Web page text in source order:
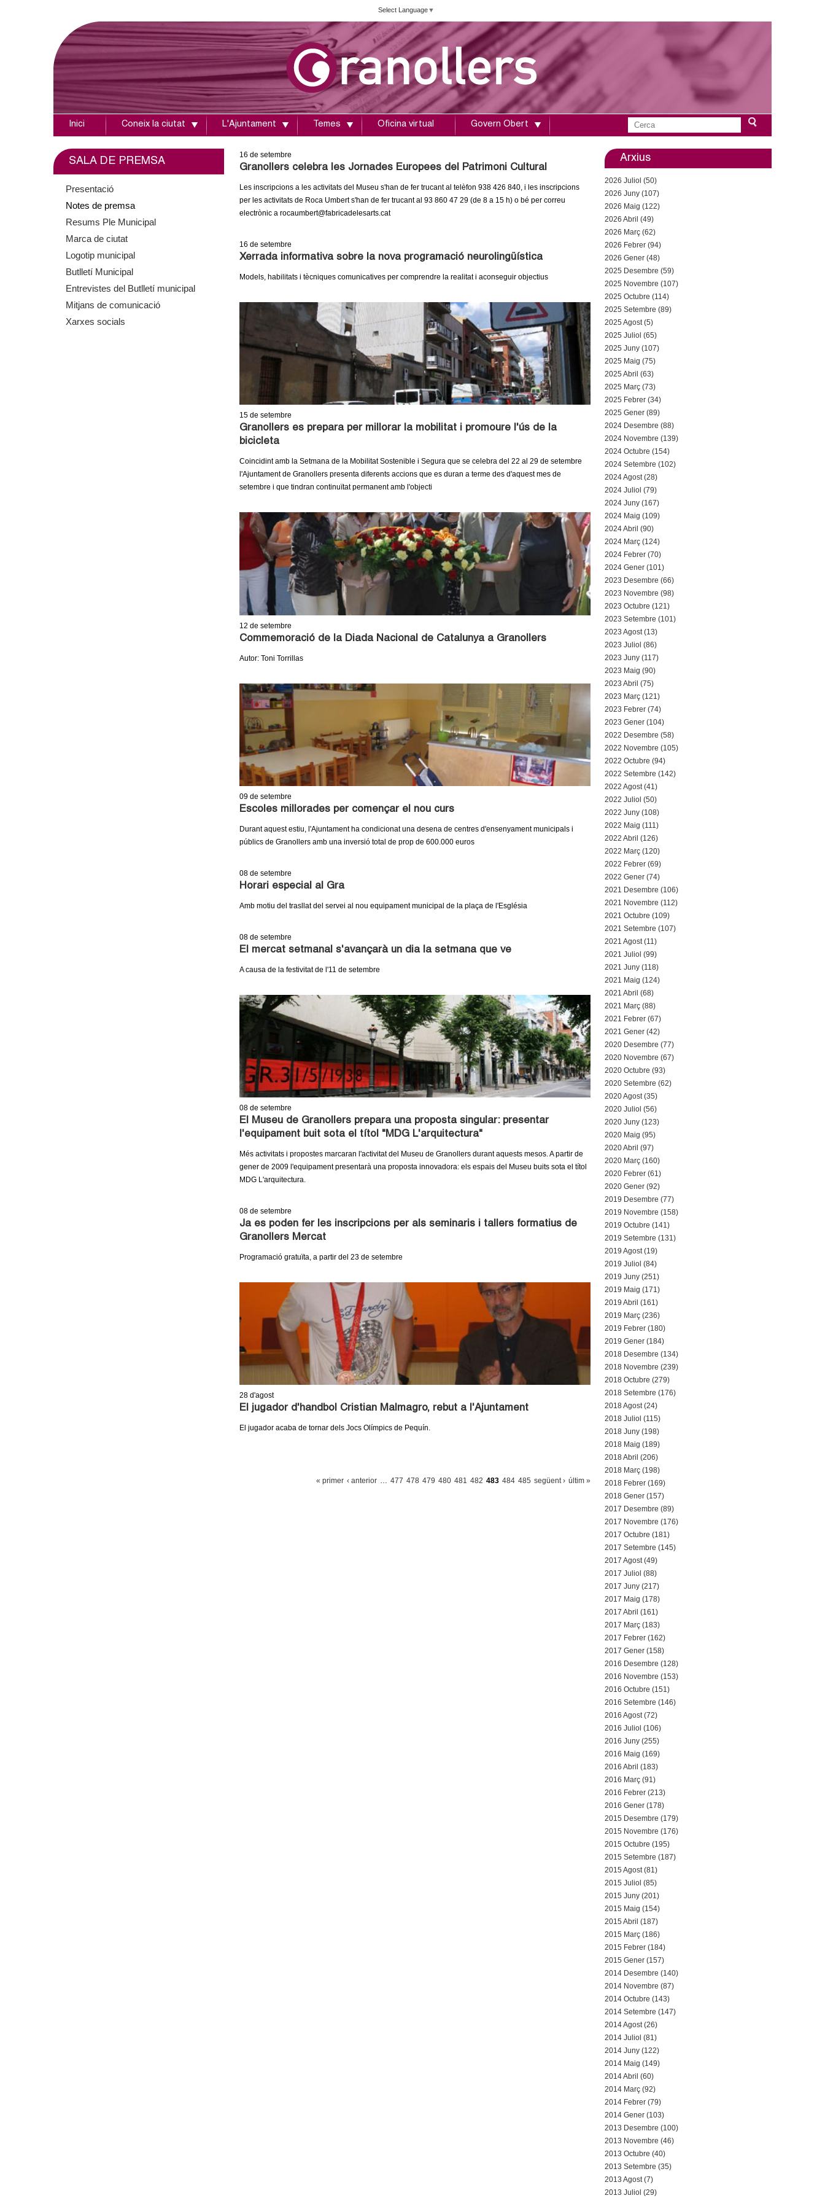
Vés
al
contingut
Select Language▼
j
Inici Coneix la ciutat L'Ajuntament Temes Oficina virtual Govern Obert
F
o
r
m
u
l
a
r
i
d
e
c
e
r
c
a
e
c
a
Arxius
2026 Juliol (50)
2026 Juny (107)
2026 Maig (122)
2026 Abril (49)
2026 Març (62)
2026 Febrer (94)
2026 Gener (48)
2025 Desembre (59)
2025 Novembre (107)
2025 Octubre (114)
2025 Setembre (89)
2025 Agost (5)
2025 Juliol (65)
2025 Juny (107)
2025 Maig (75)
2025 Abril (63)
2025 Març (73)
2025 Febrer (34)
2025 Gener (89)
2024 Desembre (88)
2024 Novembre (139)
2024 Octubre (154)
2024 Setembre (102)
2024 Agost (28)
2024 Juliol (79)
2024 Juny (167)
2024 Maig (109)
2024 Abril (90)
2024 Març (124)
2024 Febrer (70)
2024 Gener (101)
2023 Desembre (66)
2023 Novembre (98)
2023 Octubre (121)
2023 Setembre (101)
2023 Agost (13)
2023 Juliol (86)
2023 Juny (117)
2023 Maig (90)
2023 Abril (75)
2023 Març (121)
2023 Febrer (74)
2023 Gener (104)
2022 Desembre (58)
2022 Novembre (105)
2022 Octubre (94)
2022 Setembre (142)
2022 Agost (41)
2022 Juliol (50)
2022 Juny (108)
2022 Maig (111)
2022 Abril (126)
2022 Març (120)
2022 Febrer (69)
2022 Gener (74)
2021 Desembre (106)
2021 Novembre (112)
2021 Octubre (109)
2021 Setembre (107)
2021 Agost (11)
2021 Juliol (99)
2021 Juny (118)
2021 Maig (124)
2021 Abril (68)
2021 Març (88)
2021 Febrer (67)
2021 Gener (42)
2020 Desembre (77)
2020 Novembre (67)
2020 Octubre (93)
2020 Setembre (62)
2020 Agost (35)
2020 Juliol (56)
2020 Juny (123)
2020 Maig (95)
2020 Abril (97)
2020 Març (160)
2020 Febrer (61)
2020 Gener (92)
2019 Desembre (77)
2019 Novembre (158)
2019 Octubre (141)
2019 Setembre (131)
2019 Agost (19)
2019 Juliol (84)
2019 Juny (251)
2019 Maig (171)
2019 Abril (161)
2019 Març (236)
2019 Febrer (180)
2019 Gener (184)
2018 Desembre (134)
2018 Novembre (239)
2018 Octubre (279)
2018 Setembre (176)
2018 Agost (24)
2018 Juliol (115)
2018 Juny (198)
2018 Maig (189)
2018 Abril (206)
2018 Març (198)
2018 Febrer (169)
2018 Gener (157)
2017 Desembre (89)
2017 Novembre (176)
2017 Octubre (181)
2017 Setembre (145)
2017 Agost (49)
2017 Juliol (88)
2017 Juny (217)
2017 Maig (178)
2017 Abril (161)
2017 Març (183)
2017 Febrer (162)
2017 Gener (158)
2016 Desembre (128)
2016 Novembre (153)
2016 Octubre (151)
2016 Setembre (146)
2016 Agost (72)
2016 Juliol (106)
2016 Juny (255)
2016 Maig (169)
2016 Abril (183)
2016 Març (91)
2016 Febrer (213)
2016 Gener (178)
2015 Desembre (179)
2015 Novembre (176)
2015 Octubre (195)
2015 Setembre (187)
2015 Agost (81)
2015 Juliol (85)
2015 Juny (201)
2015 Maig (154)
2015 Abril (187)
2015 Març (186)
2015 Febrer (184)
2015 Gener (157)
2014 Desembre (140)
2014 Novembre (87)
2014 Octubre (143)
2014 Setembre (147)
2014 Agost (26)
2014 Juliol (81)
2014 Juny (122)
2014 Maig (149)
2014 Abril (60)
2014 Març (92)
2014 Febrer (79)
2014 Gener (103)
2013 Desembre (100)
2013 Novembre (46)
2013 Octubre (40)
2013 Setembre (35)
2013 Agost (7)
2013 Juliol (29)
16 de setembre
Granollers celebra les Jornades Europees del Patrimoni Cultural
Les inscripcions a les activitats del Museu s'han de fer trucant al telèfon 938 426 840, i les inscripcions
per les activitats de Roca Umbert s'han de fer trucant al 93 860 47 29 (de 8 a 15 h) o bé per correu
electrònic a rocaumbert@fabricadelesarts.cat
16 de setembre
Xerrada informativa sobre la nova programació neurolingüística
Models, habilitats i tècniques comunicatives per comprendre la realitat i aconseguir objectius
15 de setembre
Granollers es prepara per millorar la mobilitat i promoure l'ús de la
bicicleta
Coincidint amb la Setmana de la Mobilitat Sostenible i Segura que se celebra del 22 al 29 de setembre
l'Ajuntament de Granollers presenta diferents accions que es duran a terme des d'aquest mes de
setembre i que tindran continuïtat permanent amb l'objecti
12 de setembre
Commemoració de la Diada Nacional de Catalunya a Granollers
Autor: Toni Torrillas
09 de setembre
Escoles millorades per començar el nou curs
Durant aquest estiu, l'Ajuntament ha condicionat una desena de centres d'ensenyament municipals i
públics de Granollers amb una inversió total de prop de 600.000 euros
08 de setembre
Horari especial al Gra
Amb motiu del trasllat del servei al nou equipament municipal de la plaça de l'Església
08 de setembre
El mercat setmanal s'avançarà un dia la setmana que ve
A causa de la festivitat de l'11 de setembre
08 de setembre
El Museu de Granollers prepara una proposta singular: presentar
l'equipament buit sota el títol "MDG L'arquitectura"
Més activitats i propostes marcaran l'activitat del Museu de Granollers durant aquests mesos. A partir de
gener de 2009 l'equipament presentarà una proposta innovadora: els espais del Museu buits sota el títol
MDG L'arquitectura.
08 de setembre
Ja es poden fer les inscripcions per als seminaris i tallers formatius de
Granollers Mercat
Programació gratuïta, a partir del 23 de setembre
28 d'agost
El jugador d'handbol Cristian Malmagro, rebut a l'Ajuntament
El jugador acaba de tornar dels Jocs Olímpics de Pequín.
« primer ‹ anterior … 477 478 479 480 481 482 483 484 485 següent › últim »
SALA DE PREMSA
Presentació
Notes de premsa
Resums Ple Municipal
Marca de ciutat
Logotip municipal
Butlletí Municipal
Entrevistes del Butlletí municipal
Mitjans de comunicació
Xarxes socials